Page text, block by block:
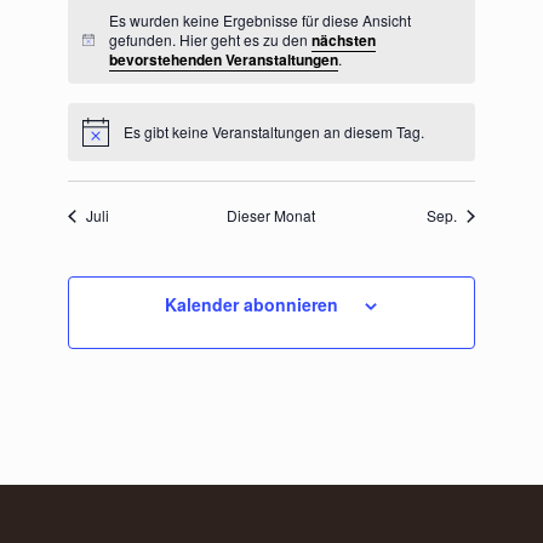
Hinweis
Es wurden keine Ergebnisse für diese Ansicht
gefunden. Hier geht es zu den nächsten
bevorstehenden Veranstaltungen.
HinweisEs gibt keine Veranstaltungen an diesem Tag.
Juli Dieser Monat Sep.
Kalender abonnieren